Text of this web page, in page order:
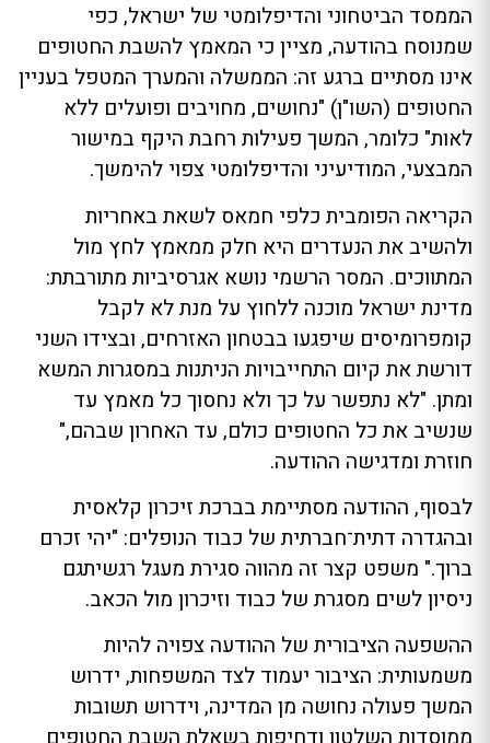
הממסד הביטחוני והדיפלומטי של ישראל, כפי
שמנוסח בהודעה, מציין כי המאמץ להשבת החטופים
אינו מסתיים ברגע זה: הממשלה והמערך המטפל בעניין
החטופים (השו"ן) "נחושים, מחויבים ופועלים ללא
לאות" כלומר, המשך פעילות רחבת היקף במישור
המבצעי, המודיעיני והדיפלומטי צפוי להימשך.
הקריאה הפומבית כלפי חמאס לשאת באחריות
ולהשיב את הנעדרים היא חלק ממאמץ לחץ מול
המתווכים. המסר הרשמי נושא אגרסיביות מתורבתת:
מדינת ישראל מוכנה ללחוץ על מנת לא לקבל
קומפרומיסים שיפגעו בבטחון האזרחים, ובצידו השני
דורשת את קיום התחייבויות הניתנות במסגרות המשא
ומתן. "לא נתפשר על כך ולא נחסוך כל מאמץ עד
שנשיב את כל החטופים כולם, עד האחרון שבהם,"
חוזרת ומדגישה ההודעה.
לבסוף, ההודעה מסתיימת בברכת זיכרון קלאסית
ובהגדרה דתית־חברתית של כבוד הנופלים: "יהי זכרם
ברוך." משפט קצר זה מהווה סגירת מעגל רגשיתגם
ניסיון לשים מסגרת של כבוד וזיכרון מול הכאב.
ההשפעה הציבורית של ההודעה צפויה להיות
משמעותית: הציבור יעמוד לצד המשפחות, ידרוש
המשך פעולה נחושה מן המדינה, וידרוש תשובות